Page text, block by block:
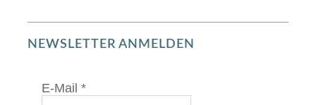
NEWSLETTER ANMELDEN
E-Mail *